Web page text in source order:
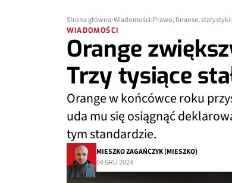
Strona główna Wiadomości Prawo, finanse, statystyki
WIADOMOŚCI
Orange
Trzy tysiące
Orange w końcówce roku
uda mu się osiągnąć
tym standardzie.
MIESZKO ZAGAŃCZYK (MIESZKO)
04 GRU 2024